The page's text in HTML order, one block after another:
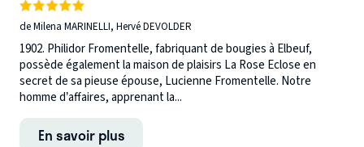
de Milena MARINELLI, Hervé DEVOLDER
1902. Philidor Fromentelle, fabriquant de bougies à Elbeuf,
possède également la maison de plaisirs La Rose Eclose en
secret de sa pieuse épouse, Lucienne Fromentelle. Notre
homme d’affaires, apprenant la...
En savoir plus